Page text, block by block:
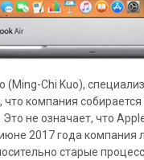
Chi Kuo),
компания
не означает, что
2017 года компания
старые